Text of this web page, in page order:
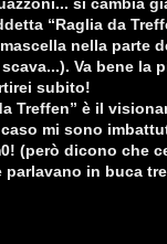
“Raglia da
nella parte
Va bene la
subito!
Treffen” è il
mi sono
(però dicono che
in buca